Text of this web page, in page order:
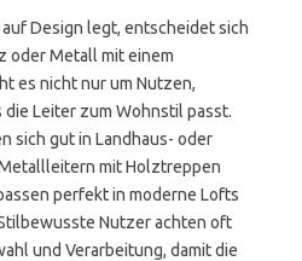
Design legt, entscheidet sich
oder Metall mit einem
es nicht nur um Nutzen,
die Leiter zum Wohnstil passt.
sich gut in Landhaus- oder
mit Holztreppen
perfekt in moderne Lofts
Nutzer achten oft
und Verarbeitung, damit die